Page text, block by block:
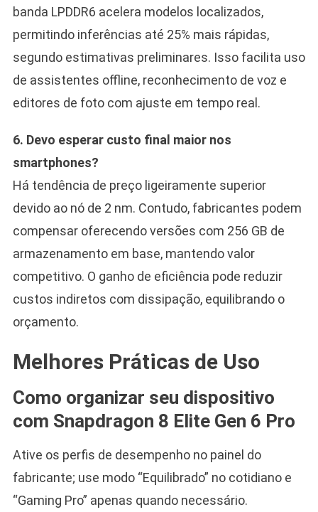
banda LPDDR6 acelera modelos localizados,
permitindo inferências até 25% mais rápidas,
segundo estimativas preliminares. Isso facilita uso
de assistentes offline, reconhecimento de voz e
editores de foto com ajuste em tempo real.
6. Devo esperar custo final maior nos
smartphones?
Há tendência de preço ligeiramente superior
devido ao nó de 2 nm. Contudo, fabricantes podem
compensar oferecendo versões com 256 GB de
armazenamento em base, mantendo valor
competitivo. O ganho de eficiência pode reduzir
custos indiretos com dissipação, equilibrando o
orçamento.
Melhores Práticas de Uso
Como organizar seu dispositivo
com Snapdragon 8 Elite Gen 6 Pro
Ative os perfis de desempenho no painel do
fabricante; use modo “Equilibrado” no cotidiano e
“Gaming Pro” apenas quando necessário.